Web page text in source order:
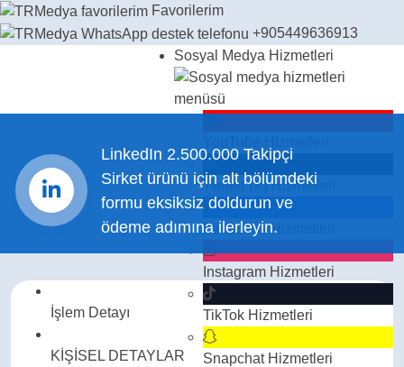
Favorilerim
+905449636913
Sosyal Medya Hizmetleri
Twitter (X)Hizmetleri
FacebookHizmetleri
Instagram Hizmetleri
TikTok Hizmetleri
SnapchatHizmetleri
LinkedIn 2.500.000 Takipçi
Sirket ürünü için alt bölümdeki
formu eksiksiz doldurun ve
ödeme adımına ilerleyin.
İşlem Detayı
KİŞİSEL DETAYLAR